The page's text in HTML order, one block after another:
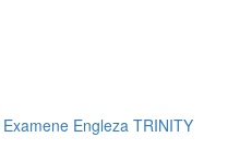
Examene Engleza TRINITY